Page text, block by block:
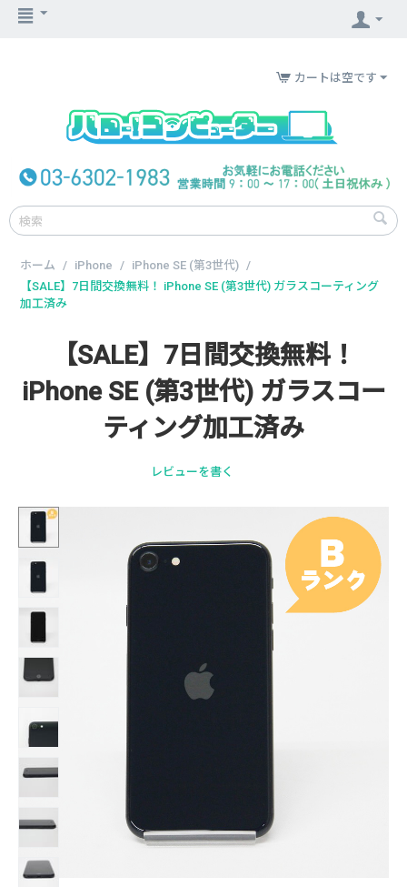
カートは空です
ホーム / iPhone / iPhone SE (第3世代) /
【SALE】7日間交換無料！ iPhone SE (第3世代) ガラスコーティング
加工済み
【SALE】7日間交換無料！
iPhone SE (第3世代) ガラスコー
ティング加工済み
レビューを書く